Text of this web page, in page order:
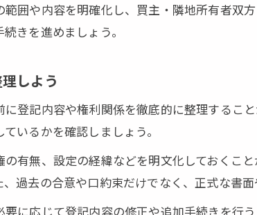
囲や内容を明確化し、買主・隣地所有者双
きを進めましょう。
しよう
登記内容や権利関係を徹底的に整理するこ
いるかを確認しましょう。
有無、設定の経緯などを明文化しておくこ
過去の合意や口約束だけでなく、正式な書
に応じて登記内容の修正や追加手続きを行